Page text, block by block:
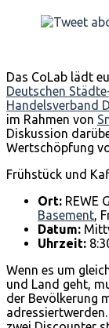
Das CoLab lädt
Deutschen
Handelsverband
im Rahmen von
Diskussion
Wertschöpfung
Frühstück und
Ort: REWE
Basement,
Datum:
Uhrzeit:
Wenn es um
und Land geht,
der Bevölkerung